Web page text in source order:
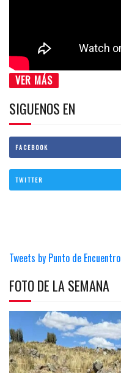
VER MÁS
SIGUENOS EN
FACEBOOK
TWITTER
Tweets by Punto de Encuentro
FOTO DE LA SEMANA